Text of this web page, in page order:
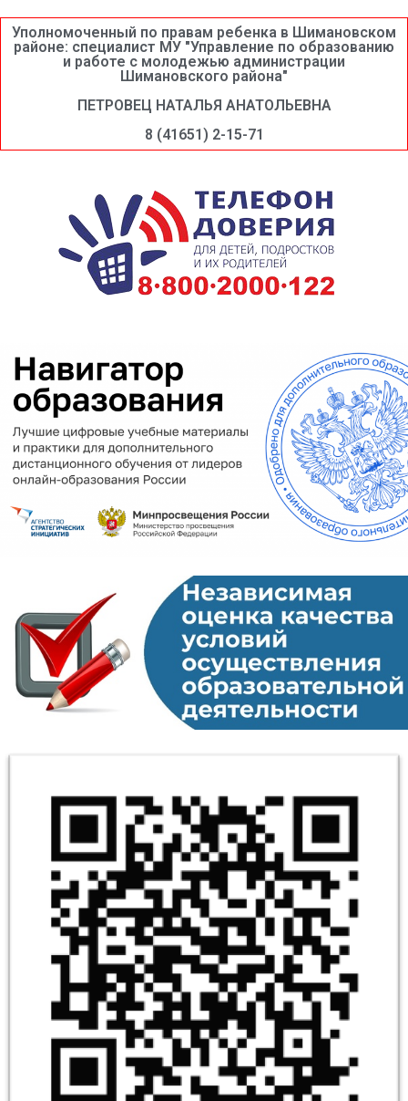
Уполномоченный по правам ребенка в Шимановском
районе: специалист МУ "Управление по образованию
и работе с молодежью администрации
Шимановского района"
ПЕТРОВЕЦ НАТАЛЬЯ АНАТОЛЬЕВНА
8 (41651) 2-15-71